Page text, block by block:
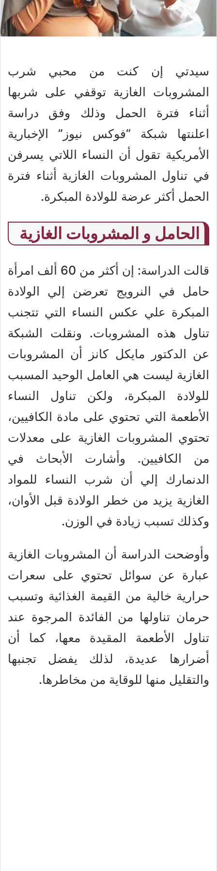
سيدتي إن كنت من محبي شرب
المشروبات الغازية توقفي على شربها
أثناء فترة الحمل وذلك وفق دراسة
اعلنتها شبكة “فوكس نيوز” الإخبارية
الأمريكية تقول أن النساء اللاتي يسرفن
في تناول المشروبات الغازية أثناء فترة
الحمل أكثر عرضة للولادة المبكرة.
الحامل و المشروبات الغازية
قالت الدراسة: إن أكثر من 60 ألف امرأة
حامل في النرويج تعرضن إلي الولادة
المبكرة علي عكس النساء التي تتجنب
تناول هذه المشروبات. ونقلت الشبكة
عن الدكتور مايكل كانز أن المشروبات
الغازية ليست هي العامل الوحيد المسبب
للولادة المبكرة، ولكن تناول النساء
الأطعمة التي تحتوي على مادة الكافيين،
تحتوي المشروبات الغازية على معدلات
من الكافيين. وأشارت الأبحاث في
الدنمارك إلي أن شرب النساء للمواد
الغازية يزيد من خطر الولادة قبل الأوان،
وكذلك تسبب زيادة في الوزن.
وأوضحت الدراسة أن المشروبات الغازية
عبارة عن سوائل تحتوي على سعرات
حرارية خالية من القيمة الغذائية وتسبب
حرمان تناولها من الفائدة المرجوة عند
تناول الأطعمة المقيدة معها، كما أن
أضرارها عديدة، لذلك يفضل تجنبها
والتقليل منها للوقاية من مخاطرها.